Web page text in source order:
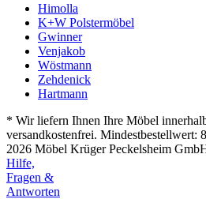
Himolla
K+W Polstermöbel
Gwinner
Venjakob
Wöstmann
Zehdenick
Hartmann
* Wir liefern Ihnen Ihre Möbel
versandkostenfrei.
2026 Möbel Krüger Peckelsheim
Hilfe,
Fragen &
Antworten